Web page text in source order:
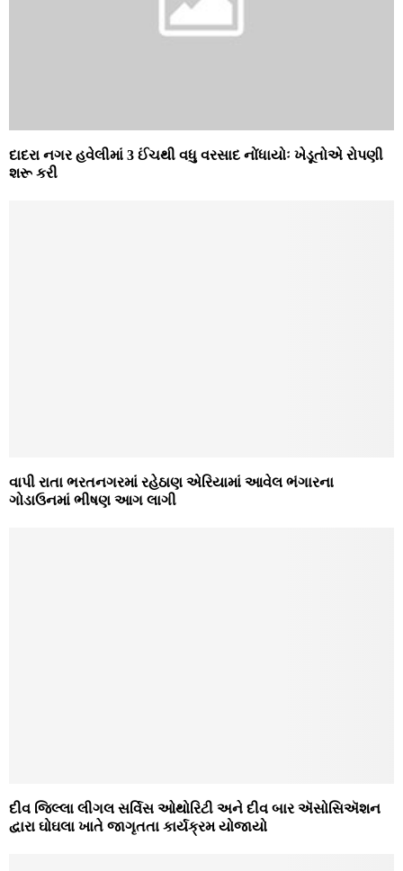
દાદરા નગર હવેલીમાં 3 ઈંચથી વધુ વરસાદ નોંધાયોઃ ખેડૂતોએ રોપણી
શરૂ કરી
વાપી રાતા ભરતનગરમાં રહેઠાણ એરિયામાં આવેલ ભંગારના
ગોડાઉનમાં ભીષણ આગ લાગી
દીવ જિલ્લા લીગલ સર્વિસ ઓથોરિટી અને દીવ બાર ઍસોસિઍશન
દ્વારા ઘોઘલા ખાતે જાગૃતતા કાર્યક્રમ યોજાયો